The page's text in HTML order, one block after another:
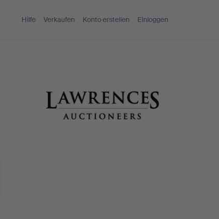
Hilfe Verkaufen Konto erstellen Einloggen